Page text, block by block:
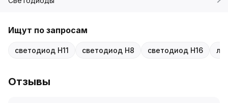
Ищут по запросам
светодиод H11 светодиод H8 светодиод H16
Отзывы